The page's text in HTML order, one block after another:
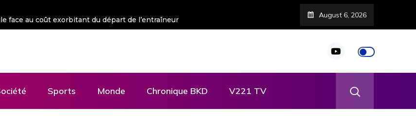
face au coût exorbitant du départ de l’entraîneur
August 6, 2026
Sports Monde Chronique BKD V221 TV